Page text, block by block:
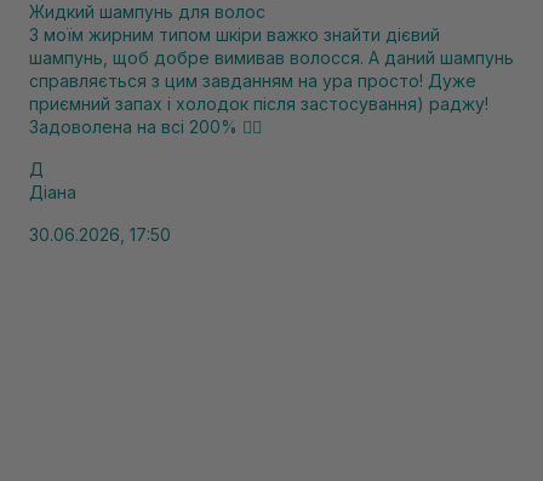
Жидкий шампунь для волос
З моїм жирним типом шкіри важко знайти дієвий
шампунь, щоб добре вимивав волосся. А даний шампунь
справляється з цим завданням на ура просто! Дуже
приємний запах і холодок після застосування) раджу!
Задоволена на всі 200% 👍🏻
Д
Діана
30.06.2026, 17:50